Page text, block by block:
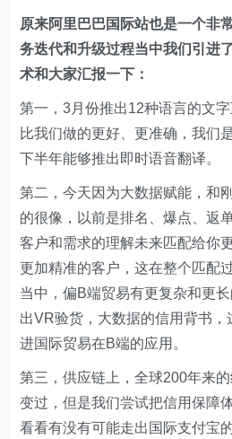
原来阿里巴巴国际站也是一个非
务迭代和升级过程当中我们引进
术和大家汇报一下：
第一，3月份推出12种语言的文
比我们做的更好、更准确，我们
下半年能够推出即时语音翻译。
第二，今天因为大数据赋能，和
的很像，以前是排名、爆点、返
客户和需求的理解未来匹配给你
更加精准的客户，这在整个匹配
当中，偏B端贸易有更复杂和更
出VR验货，大数据的信用背书，
进国际贸易在B端的应用。
第三，供应链上，全球200年来
变过，但是我们尝试把信用保障
看看有没有可能走出国际支付宝